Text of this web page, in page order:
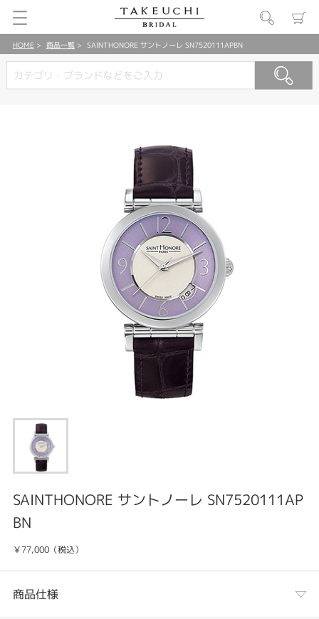
HOME 商品一覧 SAINTHONORE サントノーレ SN7520111APBN
SAINTHONORE サントノーレ SN7520111AP
BN
￥77,000（税込）
商品仕様